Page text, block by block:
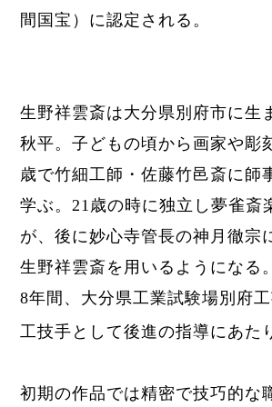
間国宝）に認定される。
生野祥雲斎は大分県別府市に生
秋平。子どもの頃から画家や彫
歳で竹細工師・佐藤竹邑斎に師
学ぶ。21歳の時に独立し夢雀斎
が、後に妙心寺管長の神月徹宗
生野祥雲斎を用いるようになる
8年間、 大分県工業試験場別府
工技手として後進の指導にあた
初期の作品では精密で技巧的な